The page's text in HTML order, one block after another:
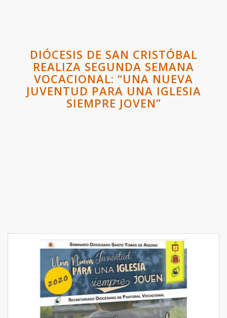
DIÓCESIS DE SAN CRISTÓBAL
REALIZA SEGUNDA SEMANA
VOCACIONAL: “UNA NUEVA
JUVENTUD PARA UNA IGLESIA
SIEMPRE JOVEN”